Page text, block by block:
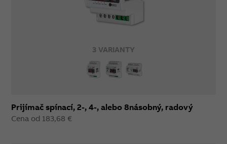
3 VARIANTY
Prijímač spínací, 2-, 4-, alebo 8násobný, radový
Cena od 183,68 €